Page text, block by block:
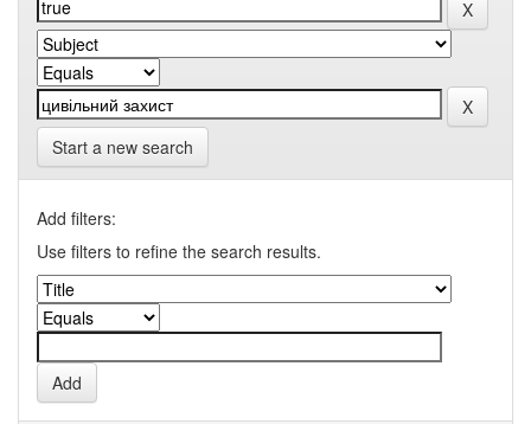
Start a new search
Add filters:
Use filters to refine the search results.